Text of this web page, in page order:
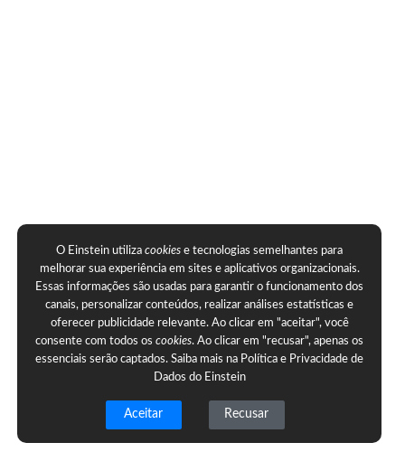
O Einstein utilizacookies e tecnologias semelhantes para
melhorar sua experiência em sites e aplicativos organizacionais.
Essas informações são usadas para garantir o funcionamento dos
canais, personalizar conteúdos, realizar análises estatísticas e
oferecer publicidade relevante. Ao clicar em "aceitar", você
consente com todos oscookies. Ao clicar em "recusar", apenas os
essenciais serão captados. Saiba mais na Política e Privacidade de
Dados do Einstein
Aceitar Recusar